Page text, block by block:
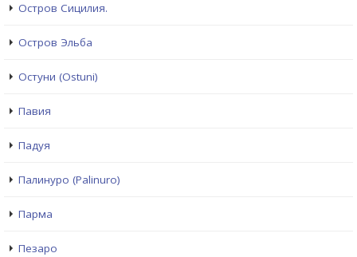
Остров Сицилия.
Остров Эльба
Остуни (Ostuni)
Павия
Падуя
Палинуро (Palinuro)
Парма
Пезаро